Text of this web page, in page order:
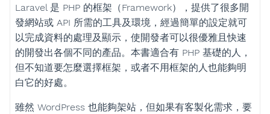
Laravel 是 PHP 的框架（Framework），提供了很多開
發網站或 API 所需的工具及環境，經過簡單的設定就可
以完成資料的處理及顯示，使開發者可以很優雅且快速
的開發出各個不同的產品。本書適合有 PHP 基礎的人，
但不知道要怎麼選擇框架，或者不用框架的人也能夠明
白它的好處。
雖然 WordPress 也能夠架站，但如果有客製化需求，要